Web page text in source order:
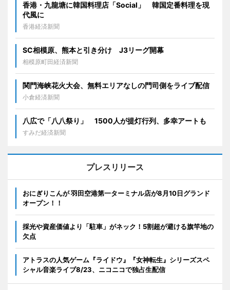
香港・九龍塘に韓国料理店「Social」 韓国定番料理を現
代風に
香港経済新聞
SC相模原、熊本と引き分け J3リーグ開幕
相模原町田経済新聞
関門海峡花火大会、無料エリアなしの門司側をライブ配信
小倉経済新聞
八広で「八八祭り」 1500人が提灯行列、多幸アートも
すみだ経済新聞
プレスリリース
おにぎりこんが 羽田空港第一ターミナル店が8月10日グランド
オープン！！
採光や資産価値より「駐車」がネック！5割超が避ける旗竿地の
欠点
アトラスの人気ゲーム『ライドウ』『女神転生』シリーズスペ
シャル音楽ライブ8/23、ニコニコで独占生配信